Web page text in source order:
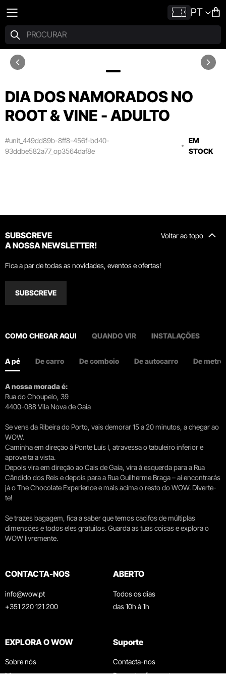
PT
DIA DOS NAMORADOS NO
ROOT & VINE - ADULTO
#unit_449dd89b-8ff8-456f-bd40-
93ddbe582a77_op3564daf8e
EM
STOCK
Voltar ao topo
SUBSCREVE
A NOSSA NEWSLETTER!
Fica a par de todas as novidades, eventos e ofertas!
SUBSCREVE
COMO CHEGAR AQUI QUANDO VIR INSTALAÇÕES
A pé De carro De comboio De autocarro De metro
A nossa morada é:
Rua do Choupelo, 39
4400-088 Vila Nova de Gaia
Se vens da Ribeira do Porto, vais demorar 15 a 20 minutos, a chegar ao
WOW.
Caminha em direção à Ponte Luís I, atravessa o tabuleiro inferior e
aproveita a vista.
Depois vira em direção ao Cais de Gaia, vira à esquerda para a Rua
Cândido dos Reis e depois para a Rua Guilherme Braga – aí encontrarás
já o The Chocolate Experience e mais acima o resto do WOW. Diverte-
te!
Se trazes bagagem, fica a saber que temos cacifos de múltiplas
dimensões e todos eles gratuitos. Guarda as tuas coisas e explora o
WOW livremente.
CONTACTA-NOS
info@wow.pt
+351 220 121 200
ABERTO
Todos os dias
das 10h à 1h
EXPLORA O WOW
Sobre nós
Museus
Suporte
Contacta-nos
Perguntas frequentes